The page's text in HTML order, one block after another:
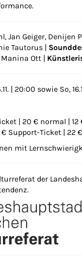
Jan Geiger, Denijen
Tautorus |
Manina Ott |
| 20:00 sowie So,
| 20 € normal |
€ Support-Ticket | 22
mit
der